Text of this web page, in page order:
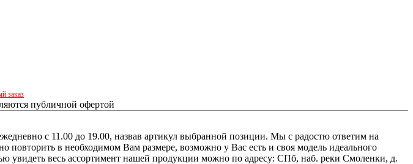
заказ
публичной офертой
с 11.00 до 19.00, назвав артикул выбранной позиции. Мы с радостю ответим на
в необходимом Вам размере, возможно у Вас есть и своя модель идеального
увидеть весь ассортимент нашей продукции можно по адресу: СПб, наб. реки Смоленки, д.